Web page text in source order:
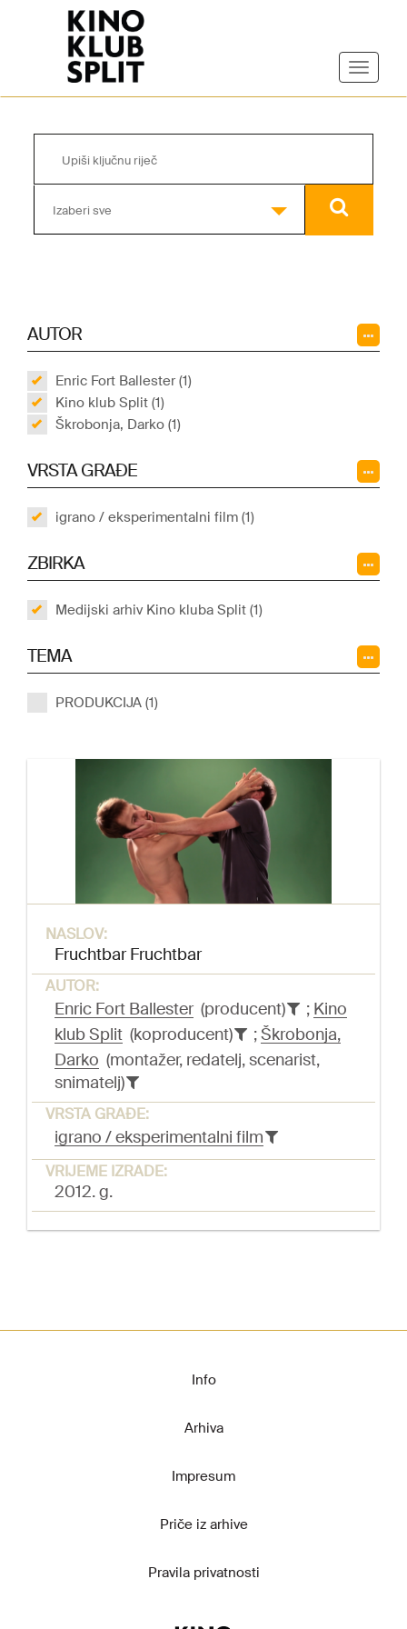
Izaberi sve
AUTOR
Enric Fort Ballester (1)
Kino klub Split (1)
Škrobonja, Darko (1)
VRSTA GRAĐE
igrano / eksperimentalni film (1)
ZBIRKA
Medijski arhiv Kino kluba Split (1)
TEMA
PRODUKCIJA (1)
NASLOV:
Fruchtbar Fruchtbar
AUTOR:
Enric Fort Ballester (producent) ; Kino
klub Split (koproducent) ;Škrobonja,
Darko (montažer, redatelj, scenarist,
snimatelj)
VRSTA GRAĐE:
igrano / eksperimentalni film
VRIJEME IZRADE:
2012. g.
Info
Arhiva
Impresum
Priče iz arhive
Pravila privatnosti